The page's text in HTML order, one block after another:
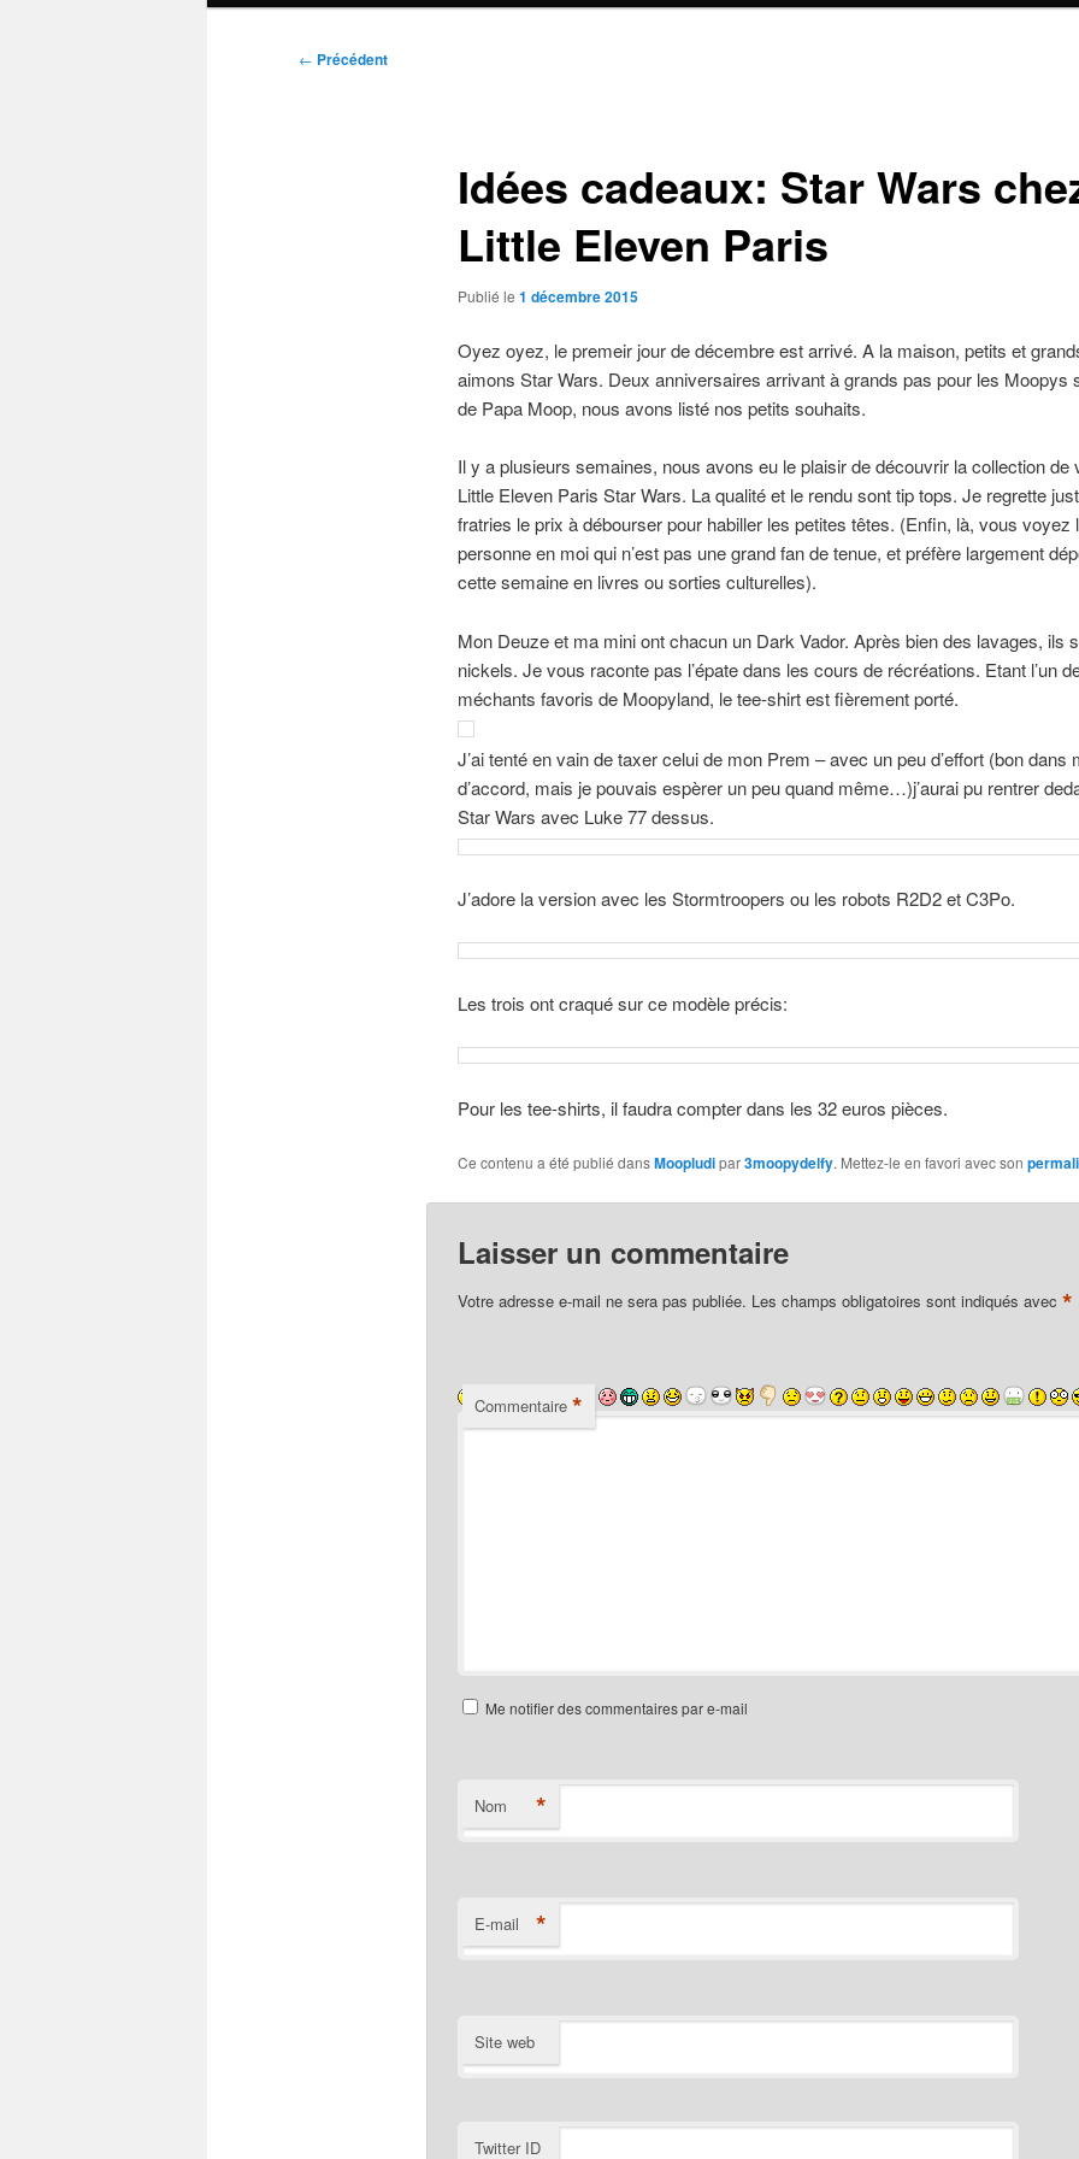
Navigation
← Précédent
Idées cadeaux: Star Wars
Little Eleven Paris
Publié le 1 décembre 2015
Oyez oyez, le premeir jour de décembre est arrivé. A la maison, petits et
aimons Star Wars. Deux anniversaires arrivant à grands pas pour les Moopys
de Papa Moop, nous avons listé nos petits souhaits.
Il y a plusieurs semaines, nous avons eu le plaisir de découvrir la collection de
Little Eleven Paris Star Wars. La qualité et le rendu sont tip tops. Je regrette
fratries le prix à débourser pour habiller les petites têtes. (Enfin, là, vous voyez
personne en moi qui n’est pas une grand fan de tenue, et préfère largement
cette semaine en livres ou sorties culturelles).
Mon Deuze et ma mini ont chacun un Dark Vador. Après bien des lavages, ils
nickels. Je vous raconte pas l’épate dans les cours de récréations. Etant l’un
méchants favoris de Moopyland, le tee-shirt est fièrement porté.
J’ai tenté en vain de taxer celui de mon Prem – avec un peu d’effort (bon dans
d’accord, mais je pouvais espèrer un peu quand même…)j’aurai pu rentrer
Star Wars avec Luke 77 dessus.
J’adore la version avec les Stormtroopers ou les robots R2D2 et C3Po.
Les trois ont craqué sur ce modèle précis:
Pour les tee-shirts, il faudra compter dans les 32 euros pièces.
Ce contenu a été publié dansMoopludipar3moopydelfy. Mettez-le en favori avec son
Laisser un commentaire
Votre adresse e-mail ne sera pas publiée. Les champs obligatoires sont indiqués avec *
Commentaire *
Me notifier des commentaires par e-mail
Nom *
E-mail *
Site web
Twitter ID